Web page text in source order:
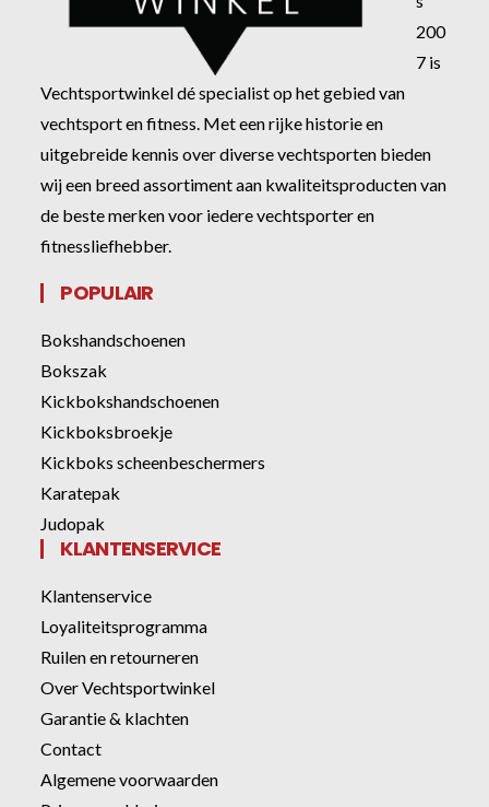
200
7 is
Vechtsportwinkel dé specialist op het gebied van
vechtsport en fitness. Met een rijke historie en
uitgebreide kennis over diverse vechtsporten bieden
wij een breed assortiment aan kwaliteitsproducten van
de beste merken voor iedere vechtsporter en
fitnessliefhebber.
POPULAIR
Bokshandschoenen
Bokszak
Kickbokshandschoenen
Kickboksbroekje
Kickboks scheenbeschermers
Karatepak
Judopak
KLANTENSERVICE
Klantenservice
Loyaliteitsprogramma
Ruilen en retourneren
Over Vechtsportwinkel
Garantie & klachten
Contact
Algemene voorwaarden